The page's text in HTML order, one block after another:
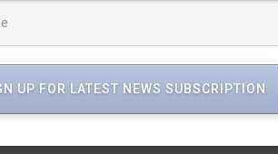
UP FOR LATEST NEWS SUBSCRIPTION